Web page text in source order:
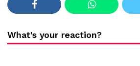
What's your reaction?